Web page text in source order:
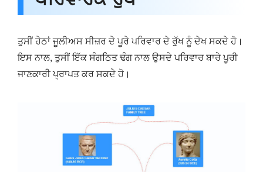
ਤੁਸੀਂ ਹੇਠਾਂ ਜੂਲੀਅਸ ਸੀਜ਼ਰ ਦੇ ਪੂਰੇ ਪਰਿਵਾਰ ਦੇ ਰੁੱਖ ਨੂੰ ਦੇਖ ਸਕਦੇ ਹੋ।
ਇਸ ਨਾਲ, ਤੁਸੀਂ ਇੱਕ ਸੰਗਠਿਤ ਢੰਗ ਨਾਲ ਉਸਦੇ ਪਰਿਵਾਰ ਬਾਰੇ ਪੂਰੀ
ਜਾਣਕਾਰੀ ਪ੍ਰਾਪਤ ਕਰ ਸਕਦੇ ਹੋ।